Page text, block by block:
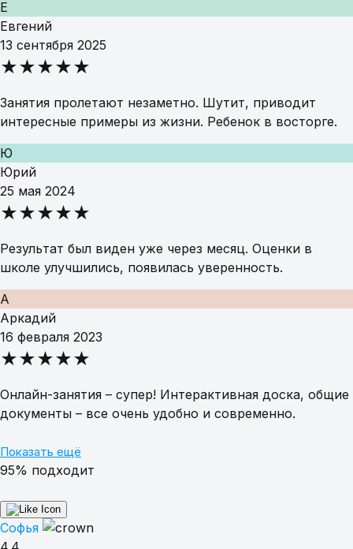
Е
Евгений
13 сентября 2025
★★★★★
Занятия пролетают незаметно. Шутит, приводит
интересные примеры из жизни. Ребенок в восторге.
Ю
Юрий
25 мая 2024
★★★★★
Результат был виден уже через месяц. Оценки в
школе улучшились, появилась уверенность.
А
Аркадий
16 февраля 2023
★★★★★
Онлайн-занятия – супер! Интерактивная доска, общие
документы – все очень удобно и современно.
Показать ещё
95% подходит
Софья